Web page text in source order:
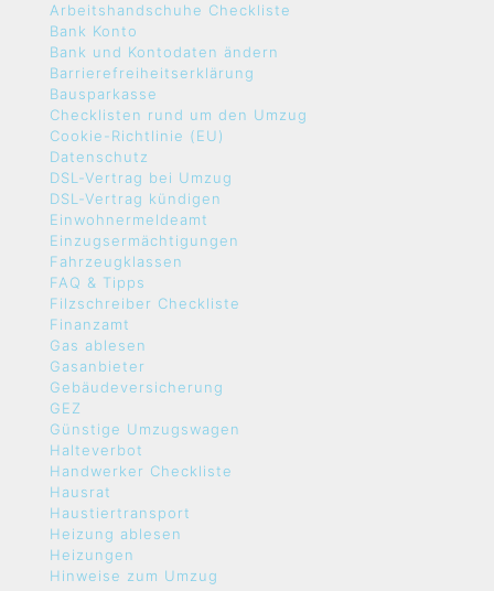
Arbeitshandschuhe Checkliste
Bank Konto
Bank und Kontodaten ändern
Barrierefreiheitserklärung
Bausparkasse
Checklisten rund um den Umzug
Cookie-Richtlinie (EU)
Datenschutz
DSL-Vertrag bei Umzug
DSL-Vertrag kündigen
Einwohnermeldeamt
Einzugsermächtigungen
Fahrzeugklassen
FAQ & Tipps
Filzschreiber Checkliste
Finanzamt
Gas ablesen
Gasanbieter
Gebäudeversicherung
GEZ
Günstige Umzugswagen
Halteverbot
Handwerker Checkliste
Hausrat
Haustiertransport
Heizung ablesen
Heizungen
Hinweise zum Umzug